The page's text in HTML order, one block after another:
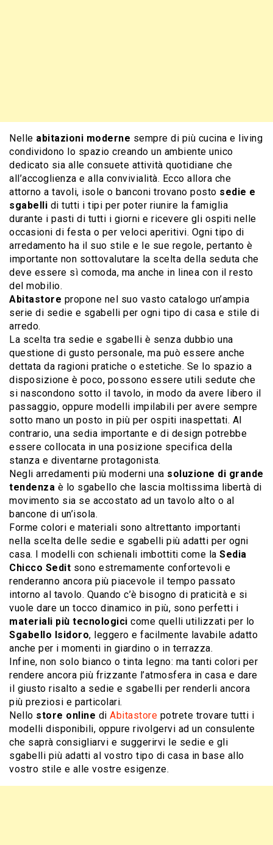
Nelle abitazioni moderne sempre di più cucina e living
condividono lo spazio creando un ambiente unico
dedicato sia alle consuete attività quotidiane che
all’accoglienza e alla convivialità. Ecco allora che
attorno a tavoli, isole o banconi trovano posto sedie e
sgabelli di tutti i tipi per poter riunire la famiglia
durante i pasti di tutti i giorni e ricevere gli ospiti nelle
occasioni di festa o per veloci aperitivi. Ogni tipo di
arredamento ha il suo stile e le sue regole, pertanto è
importante non sottovalutare la scelta della seduta che
deve essere sì comoda, ma anche in linea con il resto
del mobilio.
Abitastore propone nel suo vasto catalogo un’ampia
serie di sedie e sgabelli per ogni tipo di casa e stile di
arredo.
La scelta tra sedie e sgabelli è senza dubbio una
questione di gusto personale, ma può essere anche
dettata da ragioni pratiche o estetiche. Se lo spazio a
disposizione è poco, possono essere utili sedute che
si nascondono sotto il tavolo, in modo da avere libero il
passaggio, oppure modelli impilabili per avere sempre
sotto mano un posto in più per ospiti inaspettati. Al
contrario, una sedia importante e di design potrebbe
essere collocata in una posizione specifica della
stanza e diventarne protagonista.
Negli arredamenti più moderni una soluzione di grande
tendenza è lo sgabello che lascia moltissima libertà di
movimento sia se accostato ad un tavolo alto o al
bancone di un’isola.
Forme colori e materiali sono altrettanto importanti
nella scelta delle sedie e sgabelli più adatti per ogni
casa. I modelli con schienali imbottiti come la Sedia
Chicco Sedit sono estremamente confortevoli e
renderanno ancora più piacevole il tempo passato
intorno al tavolo. Quando c’è bisogno di praticità e si
vuole dare un tocco dinamico in più, sono perfetti i
materiali più tecnologici come quelli utilizzati per lo
Sgabello Isidoro, leggero e facilmente lavabile adatto
anche per i momenti in giardino o in terrazza.
Infine, non solo bianco o tinta legno: ma tanti colori per
rendere ancora più frizzante l’atmosfera in casa e dare
il giusto risalto a sedie e sgabelli per renderli ancora
più preziosi e particolari.
Nello store online di Abitastore potrete trovare tutti i
modelli disponibili, oppure rivolgervi ad un consulente
che saprà consigliarvi e suggerirvi le sedie e gli
sgabelli più adatti al vostro tipo di casa in base allo
vostro stile e alle vostre esigenze.